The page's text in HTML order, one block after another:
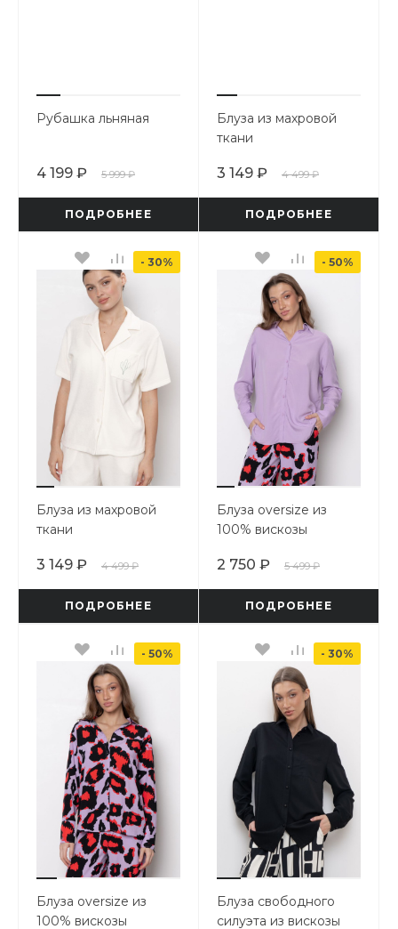
Рубашка льняная
4 199 ₽ 5 999 ₽
ПОДРОБНЕЕ
Блуза из махровой
ткани
3 149 ₽ 4 499 ₽
ПОДРОБНЕЕ
Блуза из махровой
ткани
3 149 ₽ 4 499 ₽
- 30%
ПОДРОБНЕЕ
Блуза oversize из
100% вискозы
2 750 ₽ 5 499 ₽
- 50%
ПОДРОБНЕЕ
Блуза oversize из
100% вискозы
- 50%
Блуза свободного
силуэта из вискозы
- 30%